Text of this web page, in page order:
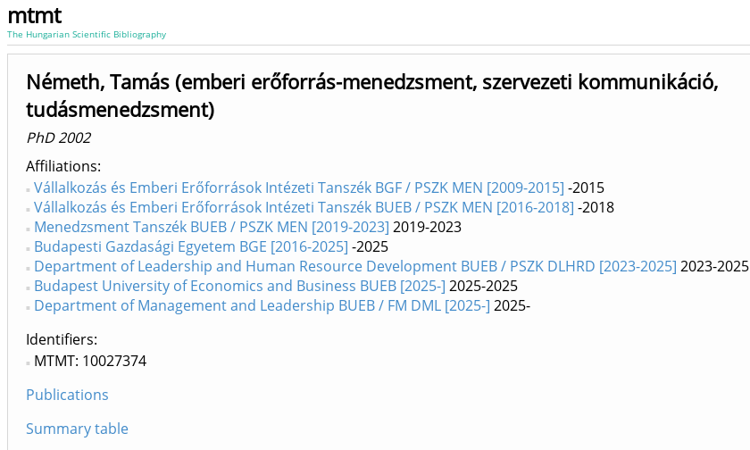
mtmt
The Hungarian Scientific Bibliography
Németh, Tamás (emberi erőforrás-menedzsment, szervezeti kommunikáció,
tudásmenedzsment)
PhD 2002
Affiliations
Vállalkozás és Emberi Erőforrások Intézeti Tanszék BGF / PSZK MEN [2009-2015] -2015
Vállalkozás és Emberi Erőforrások Intézeti Tanszék BUEB / PSZK MEN [2016-2018] -2018
Menedzsment Tanszék BUEB / PSZK MEN [2019-2023] 2019-2023
Budapesti Gazdasági Egyetem BGE [2016-2025] -2025
Department of Leadership and Human Resource Development BUEB / PSZK DLHRD [2023-2025] 2023-2025
Budapest University of Economics and Business BUEB [2025-] 2025-2025
Department of Management and Leadership BUEB / FM DML [2025-] 2025-
Identifiers
MTMT: 10027374
Publications
Summary table